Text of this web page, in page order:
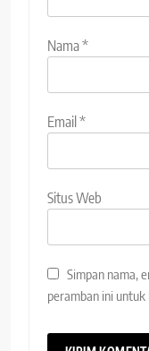
Nama*
Email*
Situs Web
Simpan nama,
peramban ini